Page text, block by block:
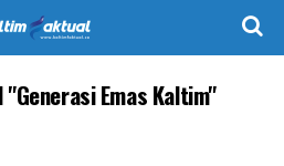
Emas Kaltim"